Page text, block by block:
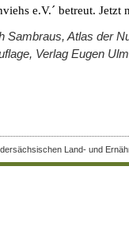
e.V.´ betreut.
Sambraus, Atlas der
Verlag Eugen
Land- und